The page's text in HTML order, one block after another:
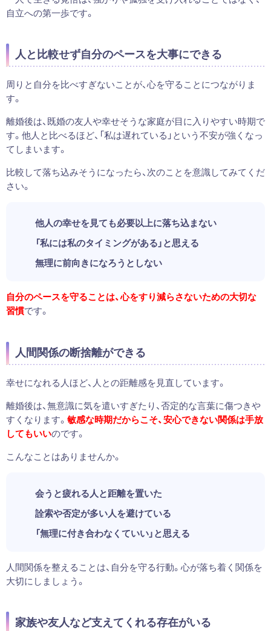
自立への第一歩です。
人と比較せず自分のペースを大事にできる
周りと自分を比べすぎないことが、心を守ることにつながりま
す。
離婚後は、既婚の友人や幸せそうな家庭が目に入りやすい時期で
す。他人と比べるほど、「私は遅れている」という不安が強くなっ
てしまいます。
比較して落ち込みそうになったら、次のことを意識してみてくだ
さい。
他人の幸せを見ても必要以上に落ち込まない
「私には私のタイミングがある」と思える
無理に前向きになろうとしない
自分のペースを守ることは、心をすり減らさないための大切な
習慣です。
人間関係の断捨離ができる
幸せになれる人ほど、人との距離感を見直しています。
離婚後は、無意識に気を遣いすぎたり、否定的な言葉に傷つきや
すくなります。 敏感な時期だからこそ、安心できない関係は手放
してもいいのです。
こんなことはありませんか。
会うと疲れる人と距離を置いた
詮索や否定が多い人を避けている
「無理に付き合わなくていい」と思える
人間関係を整えることは、自分を守る行動。心が落ち着く関係を
大切にしましょう。
家族や友人など支えてくれる存在がいる